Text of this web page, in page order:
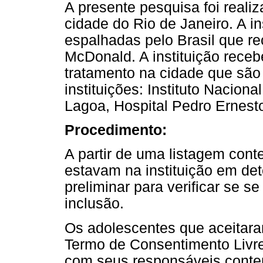
A presente pesquisa foi
cidade do Rio de Janeiro. A
espalhadas pelo Brasil que
McDonald. A instituição
tratamento na cidade que
instituições: Instituto
Lagoa, Hospital Pedro
Procedimento:
A partir de uma listagem
estavam na instituição em
preliminar para verificar se
inclusão.
Os adolescentes que
Termo de Consentimento